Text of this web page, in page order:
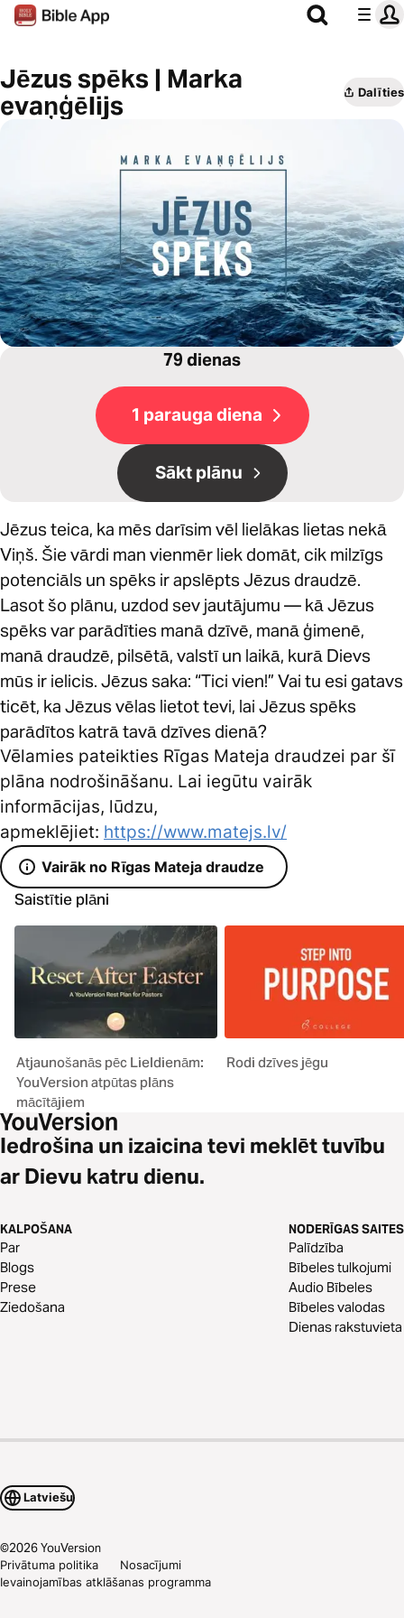
Jēzus spēks | Marka
evaņģēlijs
Dalīties
79 dienas
1 parauga diena
Sākt plānu
Jēzus teica, ka mēs darīsim vēl lielākas lietas nekā
Viņš. Šie vārdi man vienmēr liek domāt, cik milzīgs
potenciāls un spēks ir apslēpts Jēzus draudzē.
Lasot šo plānu, uzdod sev jautājumu — kā Jēzus
spēks var parādīties manā dzīvē, manā ģimenē,
manā draudzē, pilsētā, valstī un laikā, kurā Dievs
mūs ir ielicis. Jēzus saka: “Tici vien!” Vai tu esi gatavs
ticēt, ka Jēzus vēlas lietot tevi, lai Jēzus spēks
parādītos katrā tavā dzīves dienā?
Vēlamies pateikties Rīgas Mateja draudzei par šī
plāna nodrošināšanu. Lai iegūtu vairāk
informācijas, lūdzu,
apmeklējiet: https://www.matejs.lv/
Vairāk no Rīgas Mateja draudze
Saistītie plāni
Atjaunošanās pēc Lieldienām:
YouVersion atpūtas plāns
mācītājiem
Rodi dzīves jēgu
Iedrošina un izaicina tevi meklēt tuvību
ar Dievu katru dienu.
KALPOŠANA
Par
Blogs
Prese
Ziedošana
NODERĪGAS SAITES
Palīdzība
Bībeles tulkojumi
Audio Bībeles
Bībeles valodas
Dienas rakstuvieta
Latviešu
©2026YouVersion
Privātuma politika
Nosacījumi
Ievainojamības atklāšanas programma